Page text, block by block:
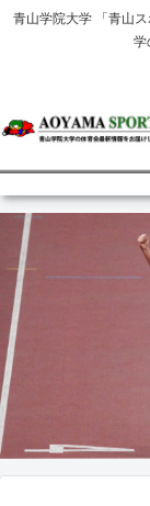
青山学院大学 「青山
学